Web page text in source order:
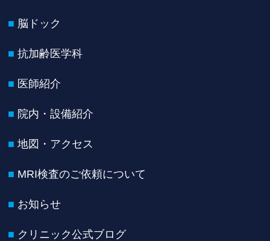
脳ドック
抗加齢医学科
医師紹介
院内・設備紹介
地図・アクセス
MRI検査のご依頼について
お知らせ
クリニック公式ブログ